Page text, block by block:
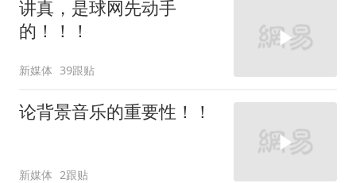
讲真，是球网先动手
的！！！
新媒体 39跟贴
论背景音乐的重要性！！
新媒体 2跟贴